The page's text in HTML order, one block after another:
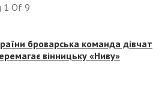
1 Of 9
броварська команда дівчат
вінницьку «Ниву»